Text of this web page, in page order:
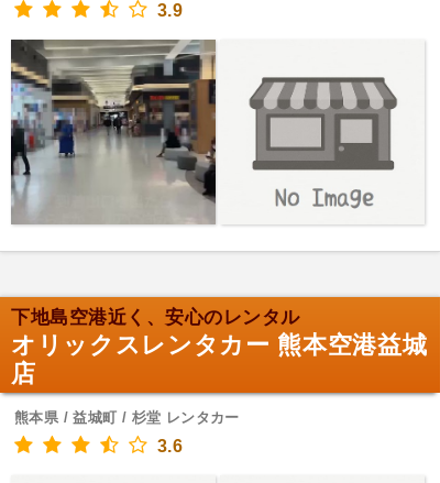
3.9
下地島空港近く、安心のレンタル
オリックスレンタカー 熊本空港益城
店
熊本県 / 益城町 / 杉堂 レンタカー
3.6